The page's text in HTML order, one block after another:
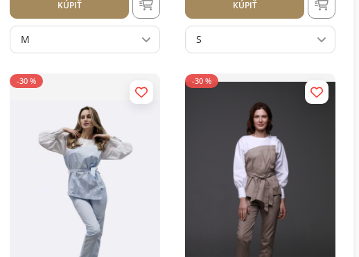
KÚPIŤ
M
KÚPIŤ
S
-30 % -30 %